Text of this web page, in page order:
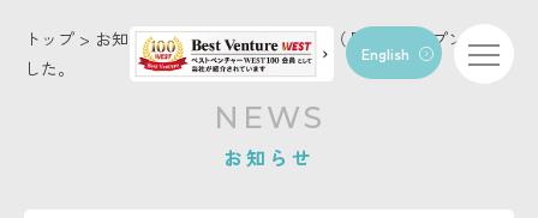
English
トップ > お知らせ>神戸中央区店が12/1（月）にオープンしま
した。
NEWS
お知らせ